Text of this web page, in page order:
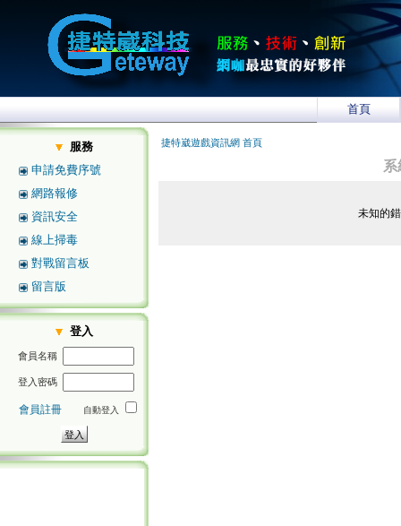
首頁
服務
申請免費序號
網路報修
資訊安全
線上掃毒
對戰留言板
留言版
登入
會員名稱
登入密碼
會員註冊 自動登入
捷特崴遊戲資訊網 首頁
未知的